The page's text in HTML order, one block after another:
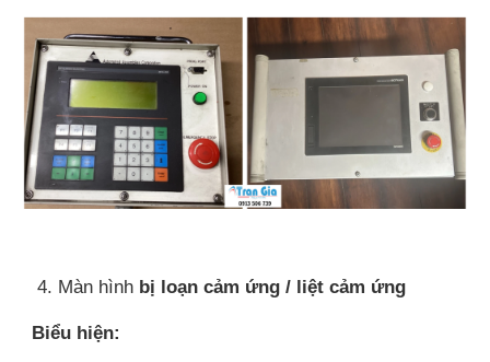
4. Màn hình bị loạn cảm ứng / liệt cảm ứng
Biểu hiện: